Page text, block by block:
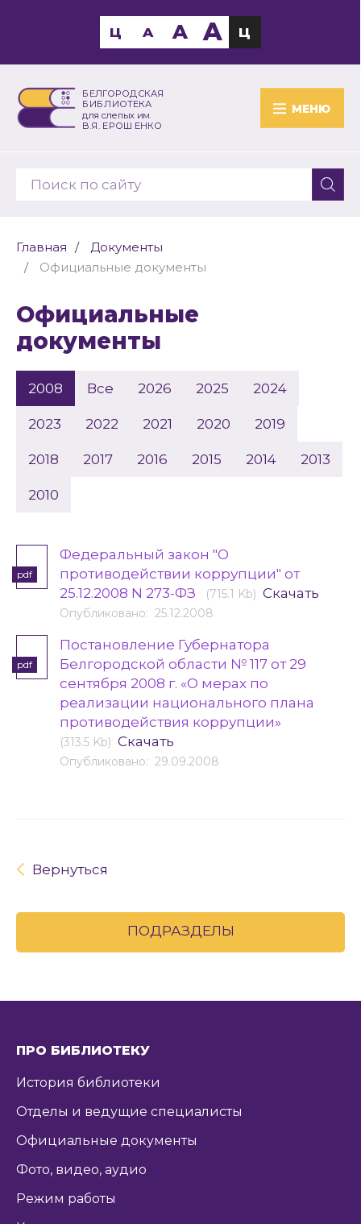
БЕЛГОРОДСКАЯ
БИБЛИОТЕКА
для слепых им.
В.Я. ЕРОШЕНКО
МЕНЮ
Ц A A A Ц
Главная
Документы
Официальные документы
Официальные
документы
Все 2026 2025 2024
2023 2022 2021 2020 2019
2018 2017 2016 2015 2014 2013
2010
2008
pdf
Федеральный закон "О
противодействии коррупции" от
25.12.2008 N 273-ФЗ
(715.1 Kb) Скачать
Опубликовано: 25.12.2008
pdf
Постановление Губернатора
Белгородской области № 117 от 29
сентября 2008 г. «О мерах по
реализации национального плана
противодействия коррупции»
(313.5 Kb) Скачать
Опубликовано: 29.09.2008
Вернуться
ПОДРАЗДЕЛЫ
ПРО БИБЛИОТЕКУ
История библиотеки
Отделы и ведущие специалисты
Официальные документы
Фото, видео, аудио
Режим работы